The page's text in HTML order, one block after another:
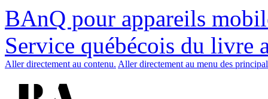
BAnQ pour appareils
Service québécois du livre
Aller directement au contenu. Aller directement au menu des